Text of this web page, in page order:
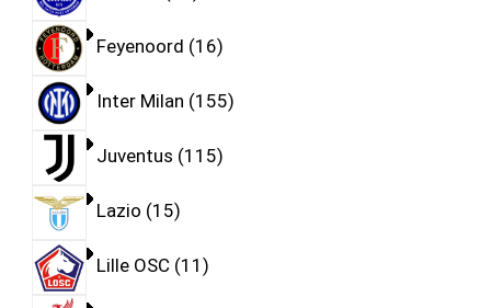
Feyenoord 16
Inter Milan 155
Juventus 115
Lazio 15
Lille OSC 11